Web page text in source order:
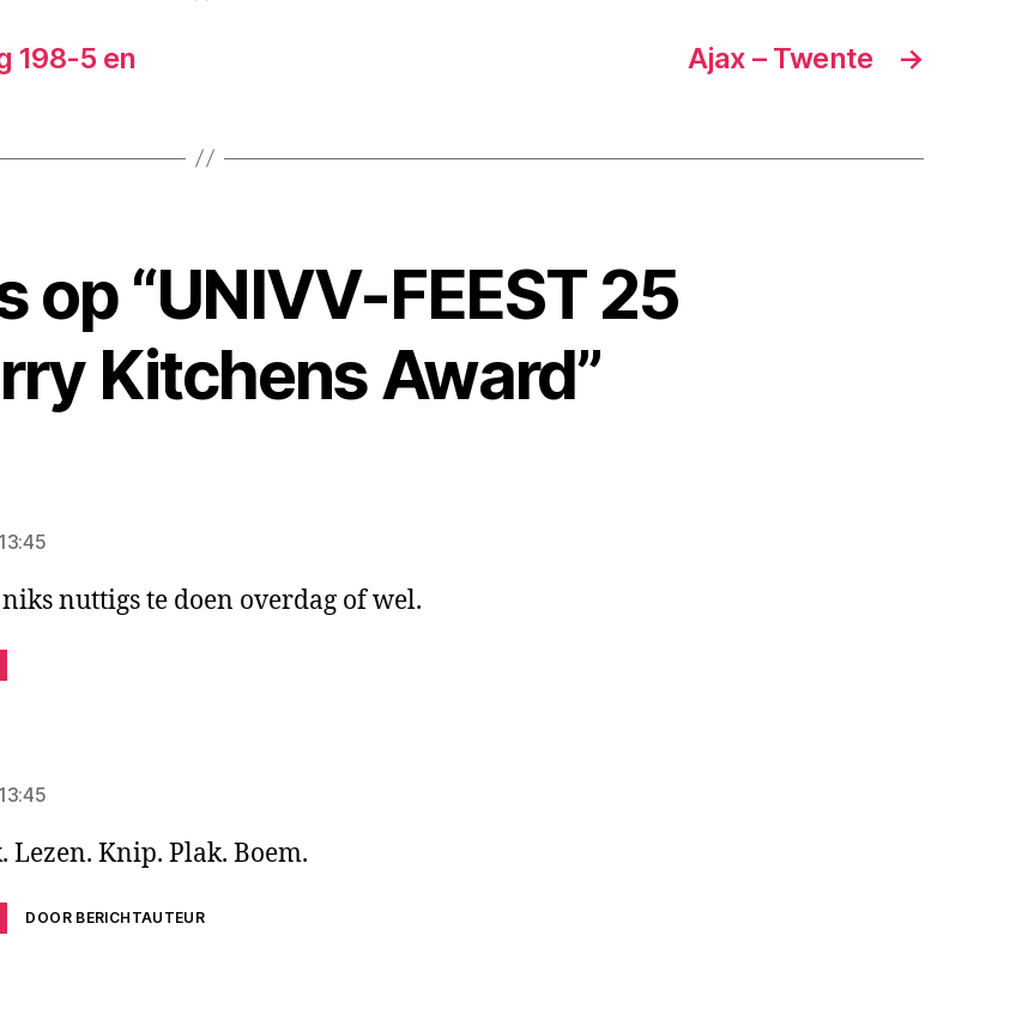
198-5 en
→
Ajax – Twente
op “UNIVV-FEEST 25
Kitchens Award”
nuttigs te doen overdag of wel.
Lezen. Knip. Plak. Boem.
DOOR BERICHTAUTEUR